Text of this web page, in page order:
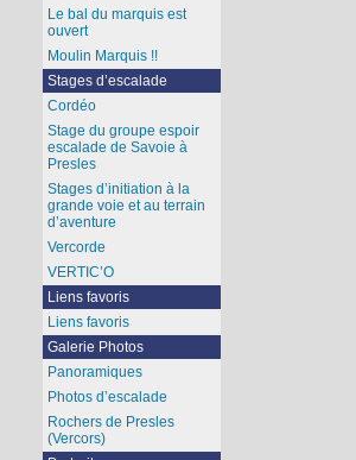
Le bal du marquis est
ouvert
Moulin Marquis !!
Stages d’escalade
Cordéo
Stage du groupe espoir
escalade de Savoie à
Presles
Stages d’initiation à la
grande voie et au terrain
d’aventure
Vercorde
VERTIC’O
Liens favoris
Liens favoris
Galerie Photos
Panoramiques
Photos d’escalade
Rochers de Presles
(Vercors)